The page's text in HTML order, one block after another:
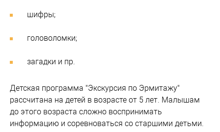
шифры;
головоломки;
загадки и пр.
Детская программа "Экскурсия по Эрмитажу"
рассчитана на детей в возрасте от 5 лет. Малышам
до этого возраста сложно воспринимать
информацию и соревноваться со старшими детьми.